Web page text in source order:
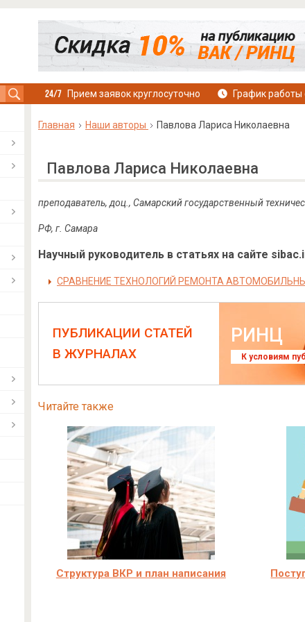
Прием заявок круглосуточно График работы
Главная Наши авторы Павлова Лариса Николаевна
Павлова Лариса Николаевна
преподаватель, доц., Самарский государственный
РФ, г. Самара
Научный руководитель в статьях на сайте
СРАВНЕНИЕ ТЕХНОЛОГИЙ РЕМОНТА
ПУБЛИКАЦИИ СТАТЕЙ
В ЖУРНАЛАХ
РИНЦ
К условиям
Читайте также
Структура ВКР и план написания